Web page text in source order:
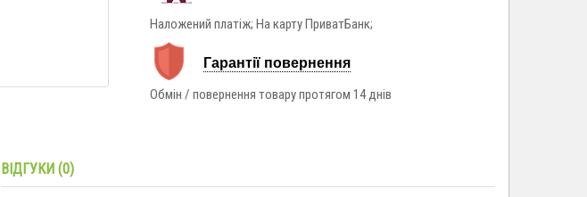
Наложений платіж; На карту ПриватБанк;
Гарантії повернення
Обмін / повернення товару протягом 14 днів
ВІДГУКИ (0)